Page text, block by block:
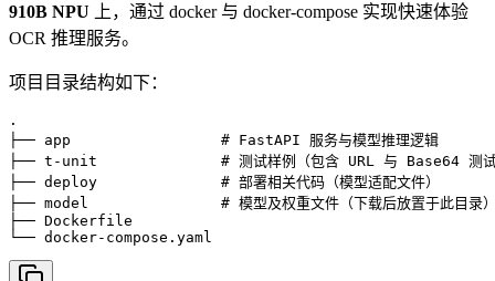
910B NPU 上，通过 docker 与 docker-compose 实现快速体验
OCR 推理服务。
项目目录结构如下：
.
├── app                 # FastAPI 服务与模型推理逻辑
├── t-unit              # 测试样例（包含 URL 与 Base64 测试
├── deploy              # 部署相关代码（模型适配文件）
├── model               # 模型及权重文件（下载后放置于此目录
├── Dockerfile
└── docker-compose.yaml